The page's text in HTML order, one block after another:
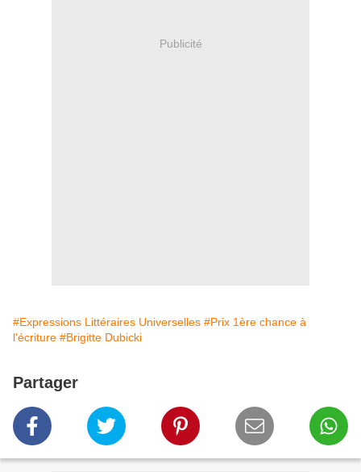
Publicité
#Expressions Littéraires Universelles #Prix 1ère chance à
l'écriture #Brigitte Dubicki
Partager